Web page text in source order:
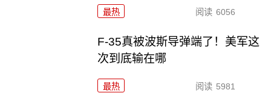
最热 阅读 6056
F-35真被波斯导弹端了！美军这
次到底输在哪
最热 阅读 5981